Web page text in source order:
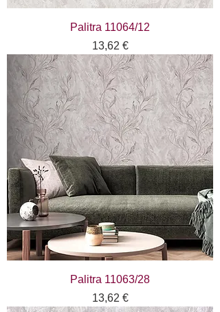
Palitra 11064/12
Цена
13,62 €
Palitra 11063/28
Цена
13,62 €